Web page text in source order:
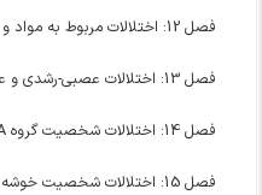
فصل 12: اختلالات مربوط به مواد و اعتیاد و اختلالات خوردن
فصل 13: اختلالات عصبی-رشدی و عصبی-شناختی
فصل 14: اختلالات شخصیت گروه A (پارانوئید، اسکیزوئید، اسکیزوتایپال)
فصل 15: اختلالات شخصیت خوشه B مرزی (Borderline)